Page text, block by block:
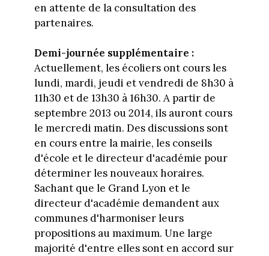
en attente de la consultation des
partenaires.
Demi-journée supplémentaire :
Actuellement, les écoliers ont cours les
lundi, mardi, jeudi et vendredi de 8h30 à
11h30 et de 13h30 à 16h30. A partir de
septembre 2013 ou 2014, ils auront cours
le mercredi matin. Des discussions sont
en cours entre la mairie, les conseils
d'école et le directeur d'académie pour
déterminer les nouveaux horaires.
Sachant que le Grand Lyon et le
directeur d'académie demandent aux
communes d'harmoniser leurs
propositions au maximum. Une large
majorité d'entre elles sont en accord sur